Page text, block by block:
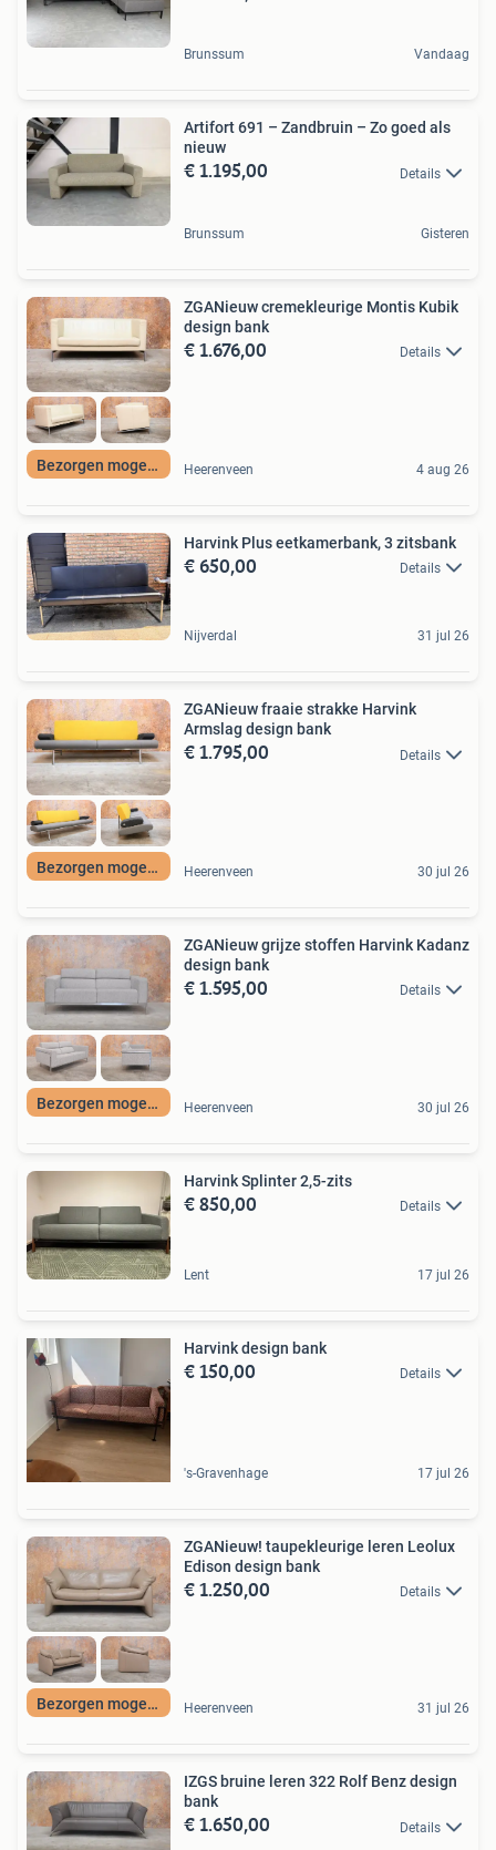
Brunssum Vandaag
Artifort 691 – Zandbruin – Zo goed als
nieuw
€ 1.195,00 Details
Brunssum Gisteren
Bezorgen mogelijk
ZGANieuw cremekleurige Montis Kubik
design bank
€ 1.676,00 Details
Heerenveen 4 aug 26
Harvink Plus eetkamerbank, 3 zitsbank
€ 650,00 Details
Nijverdal 31 jul 26
Bezorgen mogelijk
ZGANieuw fraaie strakke Harvink
Armslag design bank
€ 1.795,00 Details
Heerenveen 30 jul 26
Bezorgen mogelijk
ZGANieuw grijze stoffen Harvink Kadanz
design bank
€ 1.595,00 Details
Heerenveen 30 jul 26
Harvink Splinter 2,5-zits
€ 850,00 Details
Lent 17 jul 26
Harvink design bank
€ 150,00 Details
's-Gravenhage 17 jul 26
Bezorgen mogelijk
ZGANieuw! taupekleurige leren Leolux
Edison design bank
€ 1.250,00 Details
Heerenveen 31 jul 26
IZGS bruine leren 322 Rolf Benz design
bank
€ 1.650,00 Details